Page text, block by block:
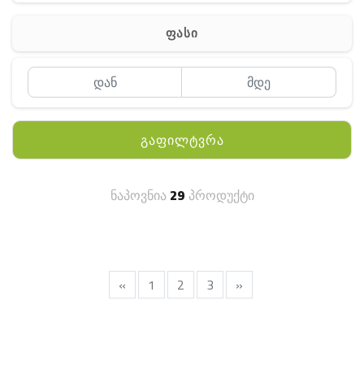
QYT
ფასი
გაფილტვრა
ნაპოვნია29 პროდუქტი
« 1 2 3 »